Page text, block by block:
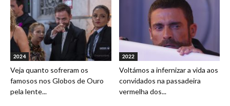
2024
Veja quanto sofreram os
famosos nos Globos de Ouro
pela lente...
2022
Voltámos a infernizar a vida aos
convidados na passadeira
vermelha dos...